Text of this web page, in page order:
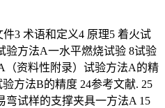
3 术语和定义4 原理5 着火试
验方法A一水平燃烧试验 8试验
（资料性附录）试验方法A的精
方法B的精度 24参考文献. 25
弯试样的支撑夹具一方法A 15